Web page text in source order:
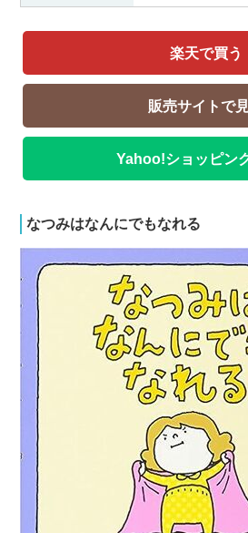
楽天で買う
販売サイトで
Yahoo!ショッピン
なつみはなんにでもなれる